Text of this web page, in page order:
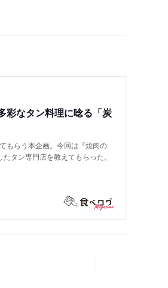
彩なタン料理に唸る「炭
もらう本企画。今回は『焼肉の
タン専門店を教えてもらった。